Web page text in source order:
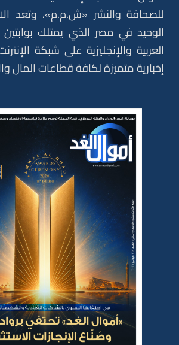
أموال الغد.. مجلة إقتصادية شاملة
للصحافة والنشر «ش.م.م»، وتعد
الوحيد في مصر الذي يمتلك بوابتين
العربية والإنجليزية على شبكة